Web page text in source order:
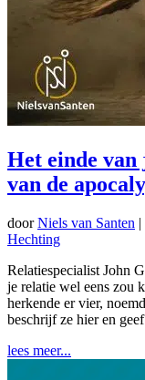
Het einde
van de
doorNiels van Santen |
Hechting
Relatiespecialist John
je relatie wel eens zou
herkende er vier,
beschrijf ze hier en
lees meer...